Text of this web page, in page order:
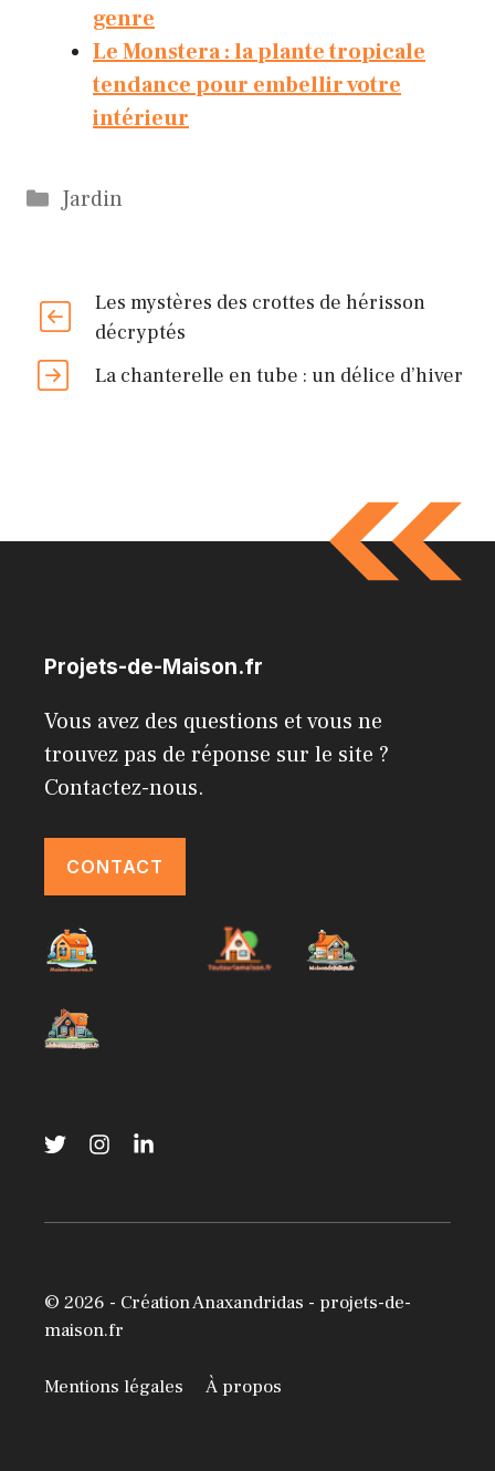
genre
Le Monstera : la plante tropicale
tendance pour embellir votre
intérieur
Catégories
Jardin
Les mystères des crottes de hérisson
décryptés
La chanterelle en tube : un délice d’hiver
Projets-de-Maison.fr
Vous avez des questions et vous ne
trouvez pas de réponse sur le site ?
Contactez-nous.
CONTACT
© 2026 - Création Anaxandridas - projets-de-
maison.fr
Mentions légales À propos